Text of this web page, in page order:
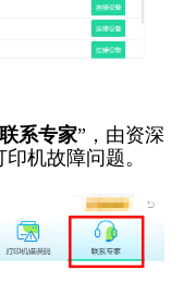
系专家”，由资深
机故障问题。